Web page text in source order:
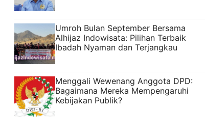
Umroh Bulan September Bersama
Alhijaz Indowisata: Pilihan Terbaik
Ibadah Nyaman dan Terjangkau
Menggali Wewenang Anggota DPD:
Bagaimana Mereka Mempengaruhi
Kebijakan Publik?